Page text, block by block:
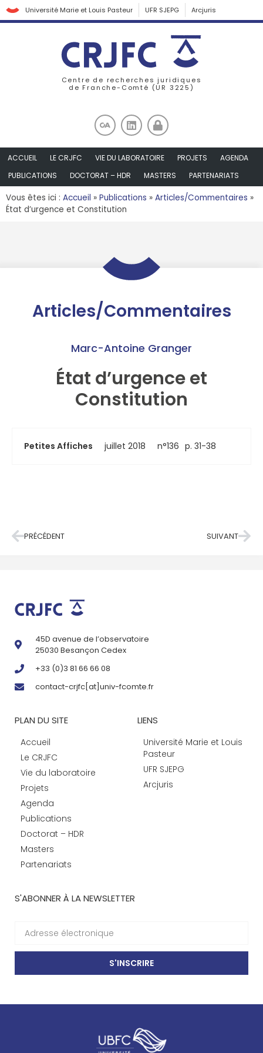
Université Marie et Louis Pasteur UFR SJEPG Arcjuris
Centre de recherches juridiques
de Franche-Comté (UR 3225)
ACCUEIL LE CRJFC VIE DU LABORATOIRE PROJETS
AGENDA
PUBLICATIONS
DOCTORAT – HDR MASTERS PARTENARIATS
Vous êtes ici : Accueil » Publications » Articles/Commentaires »
État d’urgence et Constitution
Articles/Commentaires
Marc-Antoine Granger
État d’urgence et
Constitution
Petites Affiches juillet 2018 n°136 p. 31-38
PRÉCÉDENT SUIVANT
45D avenue de l’observatoire
25030 Besançon Cedex
+33 (0)3 81 66 66 08
contact-crjfc[at]univ-fcomte.fr
PLAN DU SITE
Accueil
Le CRJFC
Vie du laboratoire
Projets
Agenda
Publications
Doctorat – HDR
Masters
Partenariats
LIENS
Université Marie et Louis
Pasteur
UFR SJEPG
Arcjuris
S'ABONNER À LA NEWSLETTER
S'INSCRIRE